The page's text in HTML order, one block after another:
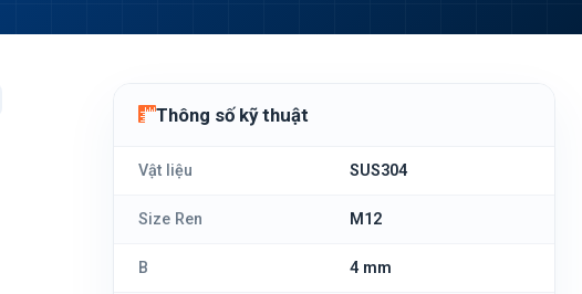
Thông số kỹ thuật
Vật liệu SUS304
Size Ren M12
B 4 mm